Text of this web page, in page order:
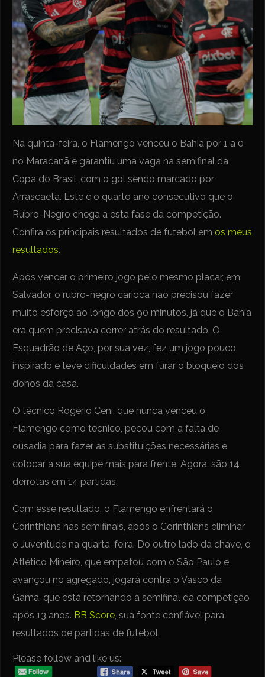
Na quinta-feira, o Flamengo venceu o Bahia por 1 a 0
no Maracanã e garantiu uma vaga na semifinal da
Copa do Brasil, com o gol sendo marcado por
Arrascaeta. Este é o quarto ano consecutivo que o
Rubro-Negro chega a esta fase da competição.
Confira os principais resultados de futebol em os meus
resultados.
Após vencer o primeiro jogo pelo mesmo placar, em
Salvador, o rubro-negro carioca não precisou fazer
muito esforço ao longo dos 90 minutos, já que o Bahia
era quem precisava correr atrás do resultado. O
Esquadrão de Aço, por sua vez, fez um jogo pouco
inspirado e teve dificuldades em furar o bloqueio dos
donos da casa.
O técnico Rogério Ceni, que nunca venceu o
Flamengo como técnico, pecou com a falta de
ousadia para fazer as substituições necessárias e
colocar a sua equipe mais para frente. Agora, são 14
derrotas em 14 partidas.
Com esse resultado, o Flamengo enfrentará o
Corinthians nas semifinais, após o Corinthians eliminar
o Juventude na quarta-feira. Do outro lado da chave, o
Atlético Mineiro, que empatou com o São Paulo e
avançou no agregado, jogará contra o Vasco da
Gama, que está retornando à semifinal da competição
após 13 anos. BB Score , sua fonte confiável para
resultados de partidas de futebol.
Please follow and like us: